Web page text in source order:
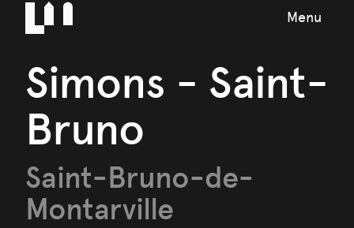
Menu
Simons - Saint-
Bruno
Saint-Bruno-de-
Montarville